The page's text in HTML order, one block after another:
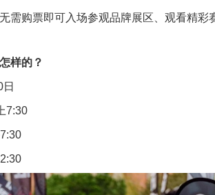
购票即可入场参观品牌展区、观看精彩
样的？
7:30